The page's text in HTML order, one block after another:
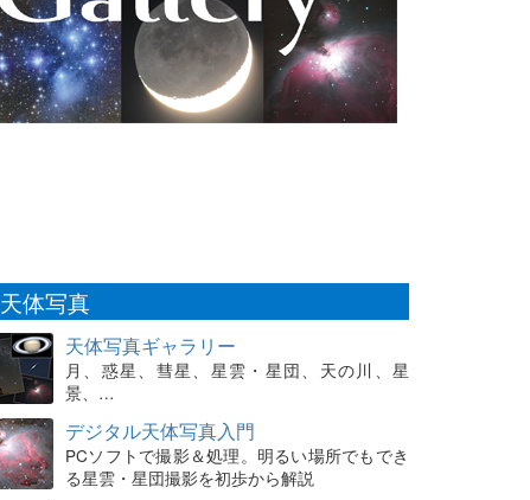
天体写真
天体写真ギャラリー
月、惑星、彗星、星雲・星団、天の川、星
景、…
デジタル天体写真入門
PCソフトで撮影＆処理。明るい場所でもでき
る星雲・星団撮影を初歩から解説